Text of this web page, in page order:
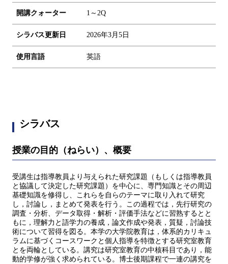
開講クォーター 1～2Q
シラバス更新日 2026年3月5日
使用言語 英語
シラバス
授業の目的（ねらい）、概要
受講生は指導教員より与えられた研究課題（もしくは指導教員
と協議して決定した研究課題）を中心に、専門知識とその周辺
基礎知識を修得し、これらを自らのテーマに取り入れて研究
し，討論し，まとめて発表を行う。この過程では，先行研究の
調査・分析、データ取得・解析・評価手法などに習熟するとと
もに，理解力と語学力の養成，論文作成や発表，質疑，討論技
術について習得を図る。本学の大学院教育は，体系的カリキュ
ラムに基づくコースワークと個人指導を特徴とする研究室教育
とを両輪としている。講究は研究室教育の中核科目であり，能
動的学修が強く求められている。博士後期課程で一連の講究を